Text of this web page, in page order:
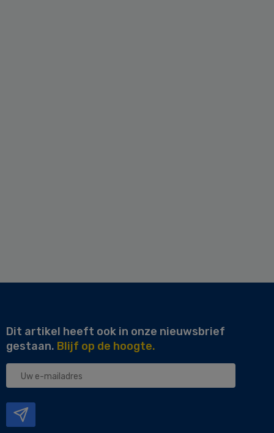
Dit artikel heeft ook in onze nieuwsbrief
gestaan. Blijf op de hoogte.
Uw